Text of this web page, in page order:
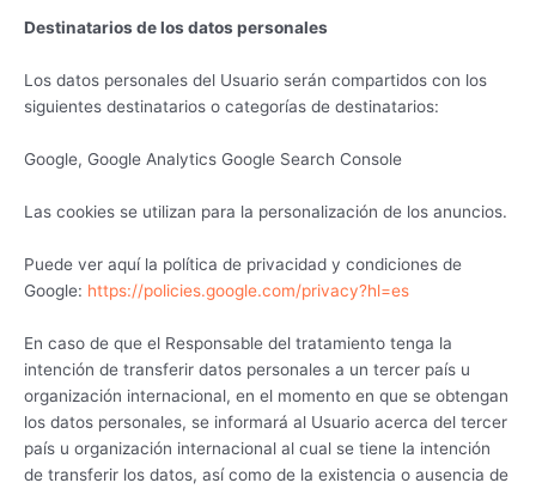
Destinatarios de los datos personales
Los datos personales del Usuario serán compartidos con los
siguientes destinatarios o categorías de destinatarios:
Google, Google Analytics Google Search Console
Las cookies se utilizan para la personalización de los anuncios.
Puede ver aquí la política de privacidad y condiciones de
Google: https://policies.google.com/privacy?hl=es
En caso de que el Responsable del tratamiento tenga la
intención de transferir datos personales a un tercer país u
organización internacional, en el momento en que se obtengan
los datos personales, se informará al Usuario acerca del tercer
país u organización internacional al cual se tiene la intención
de transferir los datos, así como de la existencia o ausencia de